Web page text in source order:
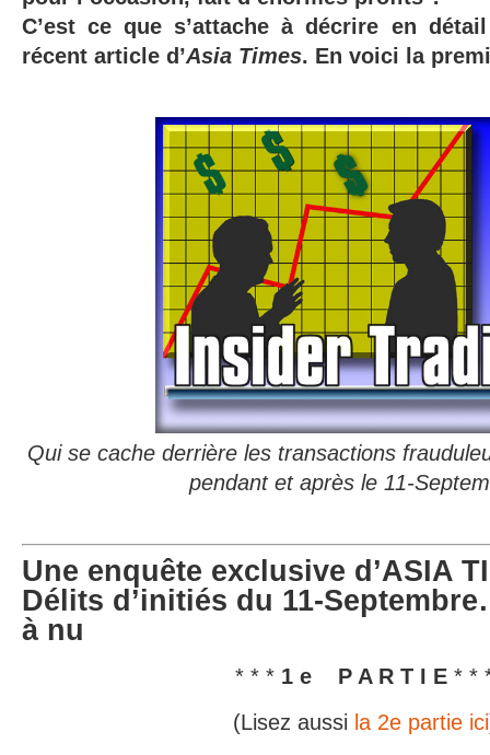
C’est ce que s’attache à décrire en
récent article d’Asia Times. En voici la
Qui se cache derrière les transactions
pendant et après le 11-
Une enquête exclusive d’ASIA
Délits d’initiés du 11-
à nu
* * * 1 e P A R T I E * *
(Lisez aussi la 2e partie ici